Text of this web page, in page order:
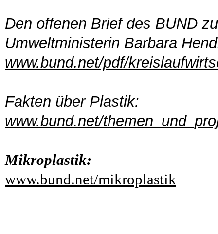
Den offenen Brief des BUND
Umweltministerin Barbara
www.bund.net/pdf/
Fakten über Plastik:
www.bund.net/
Mikroplastik:
www.bund.net/mikroplastik